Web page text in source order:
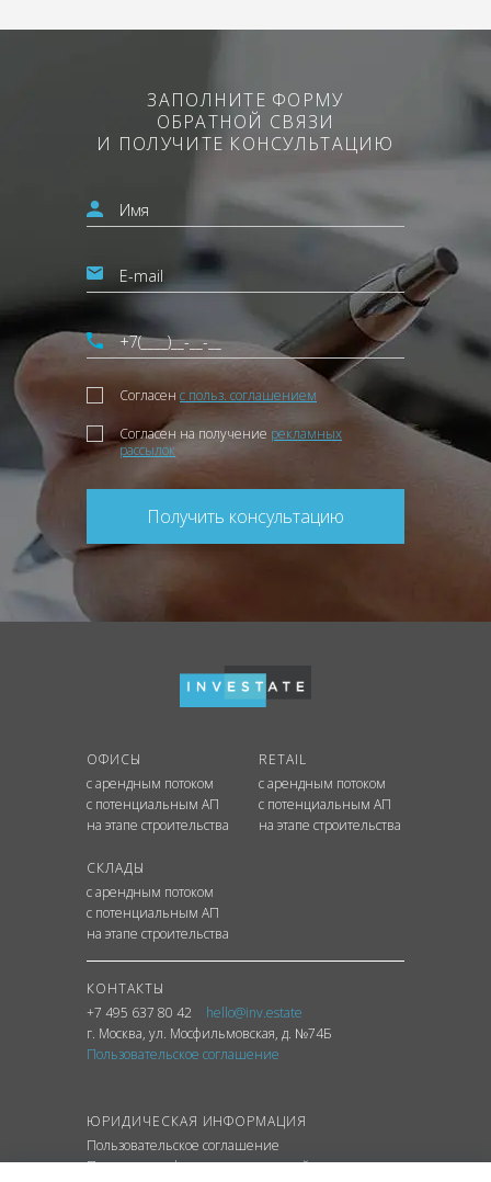
ЗАПОЛНИТЕ ФОРМУ
ОБРАТНОЙ СВЯЗИ
И ПОЛУЧИТЕ КОНСУЛЬТАЦИЮ
Согласен с польз. соглашением
Согласен на получение рекламных
рассылок
Получить консультацию
ОФИСЫ
с арендным потоком
с потенциальным АП
на этапе строительства
RETAIL
с арендным потоком
с потенциальным АП
на этапе строительства
СКЛАДЫ
с арендным потоком
с потенциальным АП
на этапе строительства
КОНТАКТЫ
+7 495 637 80 42
hello@inv.estate
г. Москва, ул. Мосфильмовская, д. №74Б
Пользовательское соглашение
ЮРИДИЧЕСКАЯ ИНФОРМАЦИЯ
Пользовательское соглашение
Политика конфиденциальности сайта